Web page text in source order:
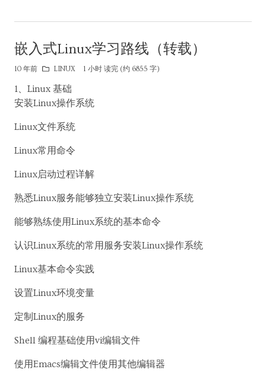
嵌入式Linux学习路线（转载）
10 年前 LINUX 1 小时 读完 (约 6855 字)
1、Linux 基础
安装Linux操作系统
Linux文件系统
Linux常用命令
Linux启动过程详解
熟悉Linux服务能够独立安装Linux操作系统
能够熟练使用Linux系统的基本命令
认识Linux系统的常用服务安装Linux操作系统
Linux基本命令实践
设置Linux环境变量
定制Linux的服务
Shell 编程基础使用vi编辑文件
使用Emacs编辑文件使用其他编辑器